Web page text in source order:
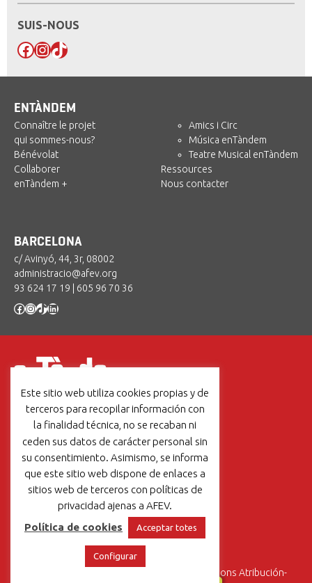
SUIS-NOUS
Facebook
Instagram
TikTok
ENTÀNDEM
Connaître le projet
qui sommes-nous?
Bénévolat
Collaborer
enTàndem +
Amics i Circ
Música enTàndem
Teatre Musical enTàndem
Ressources
Nous contacter
BARCELONA
c/ Avinyó, 44, 3r, 08002
administracio@afev.org
93 624 17 19
605 96 70 36
Facebook
Instagram
TikTok
LinkedIn
Un projecte de:
Un projet de:
Aviso legal|Política de cookies
Licencia Creative Commons Atribución-
Este sitio web utiliza cookies propias y de
terceros para recopilar información con
la finalidad técnica, no se recaban ni
ceden sus datos de carácter personal sin
su consentimiento. Asimismo, se informa
que este sitio web dispone de enlaces a
sitios web de terceros con políticas de
privacidad ajenas a AFEV.
Política de cookies
Acceptar totes
Configurar